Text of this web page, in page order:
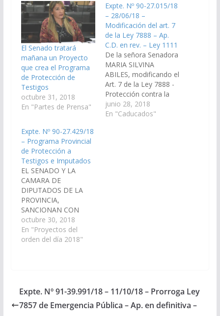
El Senado tratará
mañana un Proyecto
que crea el Programa
de Protección de
Testigos
octubre 31, 2018
En "Partes de Prensa"
Expte. Nº 90-27.015/18
– 28/06/18 –
Modificación del art. 7
de la Ley 7888 – Ap.
C.D. en rev. – Ley 1111
De la señora Senadora
MARIA SILVINA
ABILES, modificando el
Art. 7 de la Ley 7888 -
Protección contra la
Violencia de Género.
(Expte. Nº 90-
junio 28, 2018
En "Caducados"
Expte. Nº 90-27.429/18
– Programa Provincial
de Protección a
Testigos e Imputados
EL SENADO Y LA
CAMARA DE
DIPUTADOS DE LA
PROVINCIA,
SANCIONAN CON
FUERZA DE L E Y
Artículo 1º.- Créase el
Programa Provincial de
medidas que preserven
la seguridad de
imputados y testigos
octubre 30, 2018
En "Proyectos del
orden del día 2018"
Expte. Nº 91-39.991/18 – 11/10/18 – Prorroga Ley
7857 de Emergencia Pública – Ap. en definitiva –